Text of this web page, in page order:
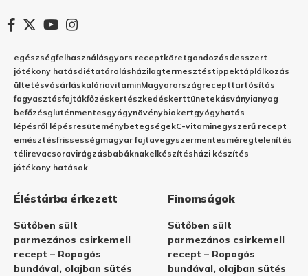
egészségfelhasználásgyors receptköretgondozásdesszert
jótékony hatásdiétatárolásházilagtermesztéstippektáplálkozás
ültetésvásárláskalóriavitaminMagyarországrecepttartósítás
fagyasztásfajtákfőzéskertészkedéskerttünetekásványianyag
befőzésgluténmentesgyógynövénybiokertgyógyhatás
lépésről lépésresüteménybetegségekC-vitaminegyszerű recept
emésztésfrissességmagyar fajtavegyszermentesméregtelenítés
télirevacsoravirágzásbabáknakelkészítésházi készítés
jótékony hatások
Éléstárba érkezett
Sütőben sült
parmezános csirkemell
recept – Ropogós
bundával, olajban sütés
Finomságok
Sütőben sült
parmezános csirkemell
recept – Ropogós
bundával, olajban sütés